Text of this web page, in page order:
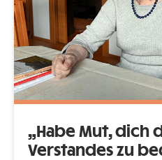
„Habe Mut, dich
Verstandes zu